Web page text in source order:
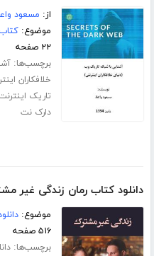
از: مسعود
موضوع:
۲۲ صفحه
برچسب‌ها:
خلافکاران
تاریک
دارک نت
دانلود کتاب رمان زندگی غیر
موضوع:
۵۱۶ صفحه
برچسب‌ها: